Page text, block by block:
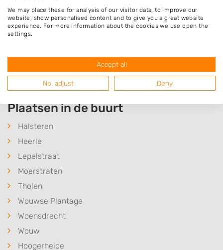
W&M Tuincomfort
Stille Omgang 14
4664CP Lepelstraat
Meer hoveniers in Bergen op Zoom
Plaatsen in de buurt
Halsteren
Heerle
Lepelstraat
Moerstraten
Tholen
Wouwse Plantage
Woensdrecht
Wouw
Hoogerheide
We may place these for analysis of our visitor data, to improve our
website, show personalised content and to give you a great website
experience. For more information about the cookies we use open the
settings.
Accept all
No, adjust Deny